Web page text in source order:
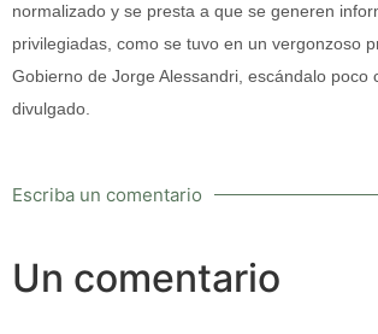
normalizado y se presta a que se generen
privilegiadas, como se tuvo en un vergonzoso
Gobierno de Jorge Alessandri, escándalo poco
divulgado.
Escriba un comentario
Un comentario